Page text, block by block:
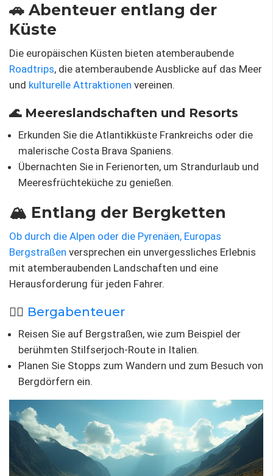
🚗 Abenteuer entlang der
Küste
Die europäischen Küsten bieten atemberaubende
Roadtrips, die atemberaubende Ausblicke auf das Meer
und kulturelle Attraktionen vereinen.
🌊 Meereslandschaften und Resorts
Erkunden Sie die Atlantikküste Frankreichs oder die
malerische Costa Brava Spaniens.
Übernachten Sie in Ferienorten, um Strandurlaub und
Meeresfrüchteküche zu genießen.
🏔 Entlang der Bergketten
Ob durch die Alpen oder die Pyrenäen, Europas
Bergstraßen versprechen ein unvergessliches Erlebnis
mit atemberaubenden Landschaften und eine
Herausforderung für jeden Fahrer.
🚵‍♂️ Bergabenteuer
Reisen Sie auf Bergstraßen, wie zum Beispiel der
berühmten Stilfserjoch-Route in Italien.
Planen Sie Stopps zum Wandern und zum Besuch von
Bergdörfern ein.